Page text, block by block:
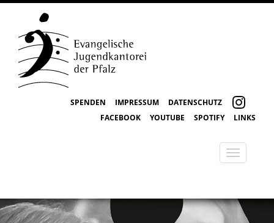
SPENDEN IMPRESSUM
DATENSCHUTZ
FACEBOOK
YOUTUBE SPOTIFY LINKS
Toggle